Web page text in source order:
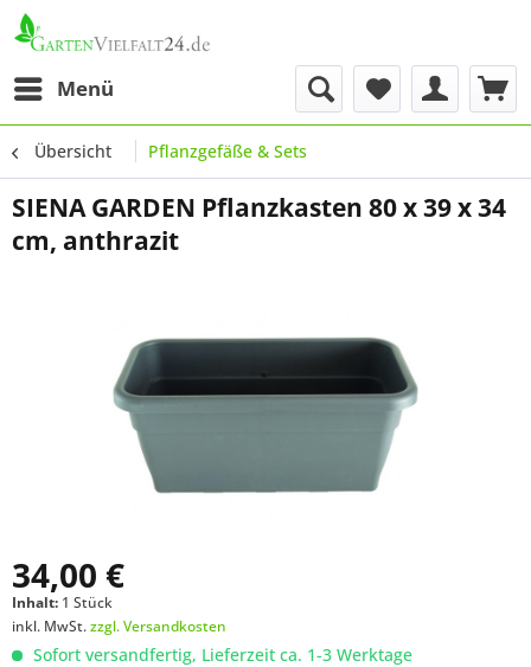
Menü
Übersicht Pflanzgefäße & Sets
SIENA GARDEN Pflanzkasten 80 x 39 x 34
cm, anthrazit
34,00 €
Inhalt: 1 Stück
inkl. MwSt.zzgl. Versandkosten
Sofort versandfertig, Lieferzeit ca. 1-3 Werktage